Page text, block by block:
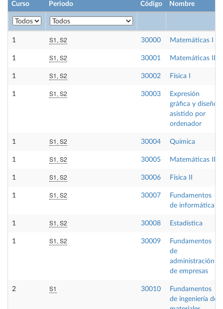
Curso Periodo Código Nombre
1 S1, S2 30000 Matemáticas I
1 S1, S2 30001 Matemáticas II
1 S1, S2 30002 Física I
1 S1, S2 30003
Expresión
gráfica y diseño
asistido por
ordenador
1 S1, S2 30004 Química
1 S1, S2 30005 Matemáticas III
1 S1, S2 30006 Física II
1 S1, S2 30007
Fundamentos
de informática
1 S1, S2 30008 Estadística
1 S1, S2 30009
Fundamentos
de
administración
de empresas
2 S1 30010
Fundamentos
de ingeniería de